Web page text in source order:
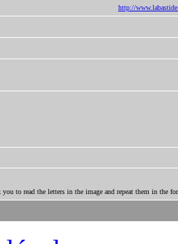
http://
to read the letters in the image and repeat them in the